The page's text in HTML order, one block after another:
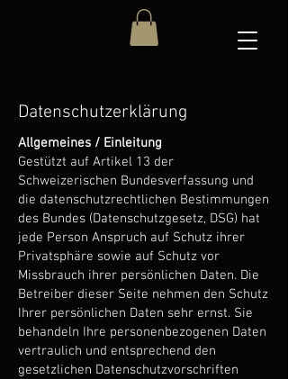
Datenschutzerklärung
Allgemeines / Einleitung
Gestützt auf Artikel 13 der
Schweizerischen Bundesverfassung und
die datenschutzrechtlichen Bestimmungen
des Bundes (Datenschutzgesetz, DSG) hat
jede Person Anspruch auf Schutz ihrer
Privatsphäre sowie auf Schutz vor
Missbrauch ihrer persönlichen Daten. Die
Betreiber dieser Seite nehmen den Schutz
Ihrer persönlichen Daten sehr ernst. Sie
behandeln Ihre personenbezogenen Daten
vertraulich und entsprechend den
gesetzlichen Datenschutzvorschriften